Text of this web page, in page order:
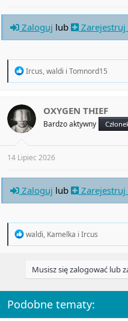
Zaloguj lub Zarejestruj
R
t
i
o
s
:
Ircus,waldi i Tomnord15
OXYGEN THIEF
Bardzo aktywny
14 Lipiec 2026
Zaloguj lub Zarejestruj
R
i
o
n
s
waldi, Kamelka i Ircus
Musisz się zalogować lub
Podobne tematy: